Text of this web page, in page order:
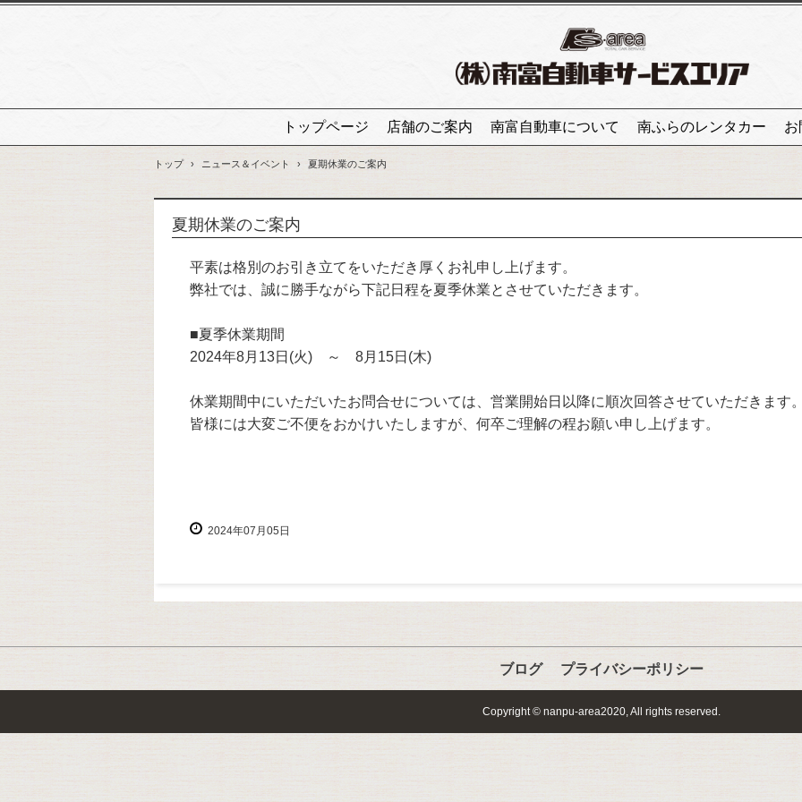
トップページ 店舗のご案内 南富自動車について 南ふらのレンタカー お
トップ › ニュース＆イベント › 夏期休業のご案内
夏期休業のご案内
平素は格別のお引き立てをいただき厚くお礼申し上げます。
弊社では、誠に勝手ながら下記日程を夏季休業とさせていただきます。
■夏季休業期間
2024年8月13日(火) ～ 8月15日(木)
休業期間中にいただいたお問合せについては、営業開始日以降に順次回答させていただきます
皆様には大変ご不便をおかけいたしますが、何卒ご理解の程お願い申し上げます。
2024年07月05日
ブログ プライバシーポリシー
Copyright © nanpu-area2020, All rights reserved.